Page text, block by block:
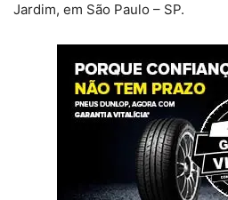
Jardim, em São Paulo – SP.